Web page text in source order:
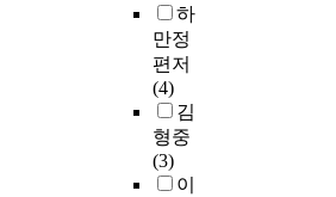
하
만정
편저
(4)
김
형중
(3)
이